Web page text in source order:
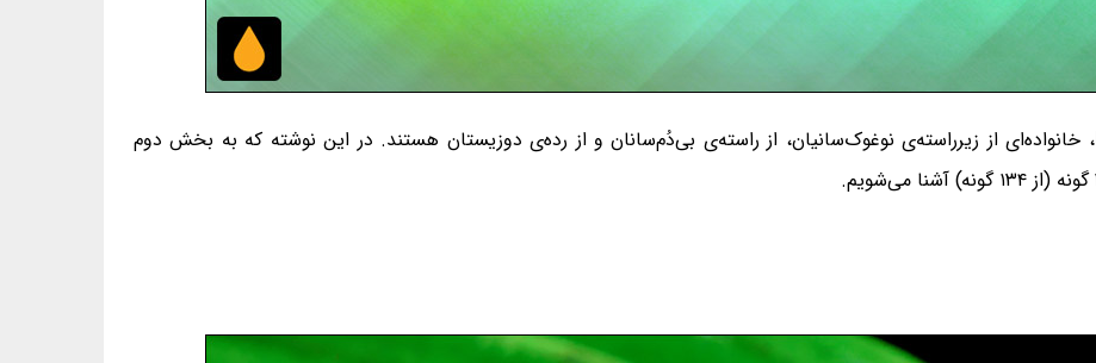
خانواده‌ی قورباغه‌های دهان‌باریک Microhylidae، خانواده‌ای از زیرراسته‌ی نوغوک‌سانیان، از راسته‌ی بی‌دُم‌سانان و از رده‌ی دوزیستان هستند. در این نوشته که به بخش دوم